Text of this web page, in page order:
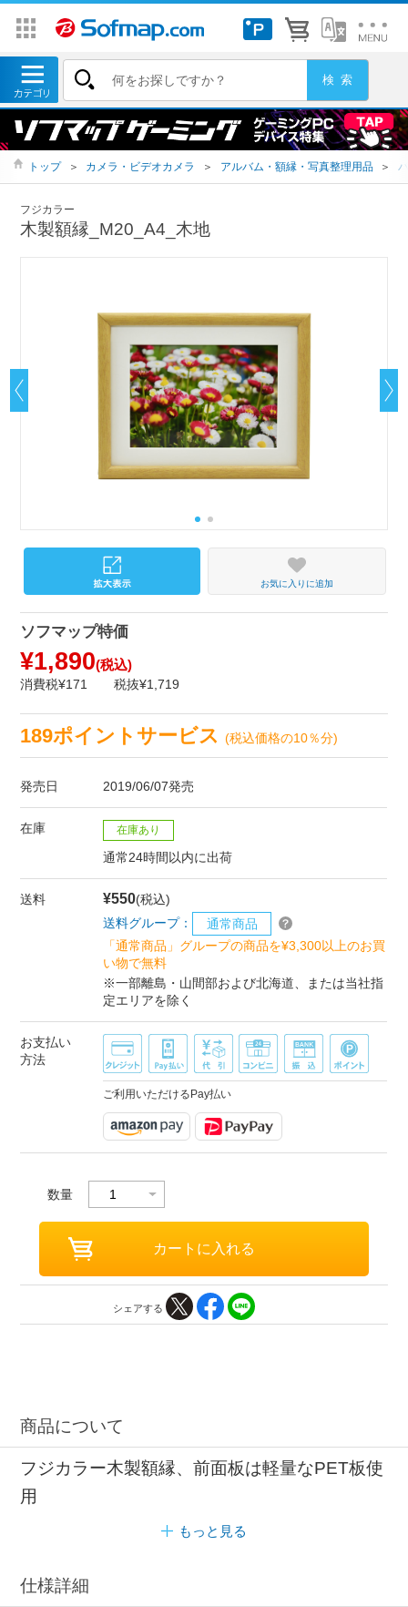
トップ ＞ カメラ・ビデオカメラ ＞ アルバム・額縁・写真整理用品 ＞
フジカラー
木製額縁_M20_A4_木地
お気に入りに追加
ソフマップ特価
¥1,890(税込)
消費税¥171 税抜¥1,719
189ポイントサービス(税込価格の10％分)
発売日 2019/06/07発売
在庫 在庫あり
通常24時間以内に出荷
送料 ¥550(税込)
送料グループ：
通常商品
「通常商品」グループの商品を¥3,300以上のお買
い物で無料
※一部離島・山間部および北海道、または当社指
定エリアを除く
お支払い
方法
ご利用いただけるPay払い
数量
シェアする
商品について
フジカラー木製額縁、前面板は軽量なPET板使
用
もっと見る
仕様詳細